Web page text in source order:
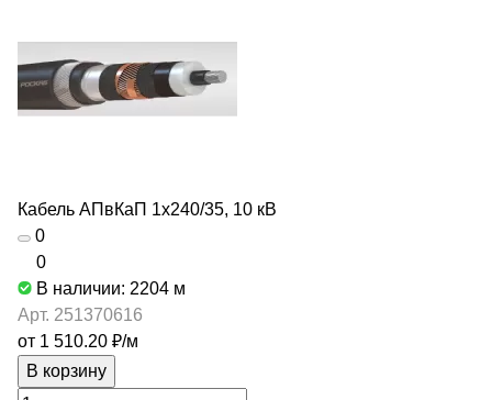
Кабель АПвКаП 1х240/35, 10 кВ
0
0
В наличии: 2204 м
Арт. 251370616
от 1 510.20 ₽/м
В корзину